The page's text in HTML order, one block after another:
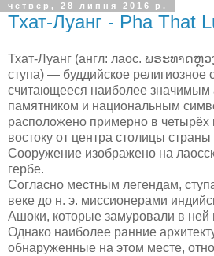
четвер, 28 липня 2016 р.
Тхат-Луанг - Pha That
Тхат-Луанг (англ: лаос. ພຣະທາດຫຼ
ступа) — буддийское религиозное
считающееся наиболее значимым
памятником и национальным
расположено примерно в четырёх
востоку от центра столицы
Сооружение изображено на
гербе.
Согласно местным легендам,
веке до н. э. миссионерами
Ашоки, которые замуровали в ней
Однако наиболее ранние
обнаруженные на этом месте,